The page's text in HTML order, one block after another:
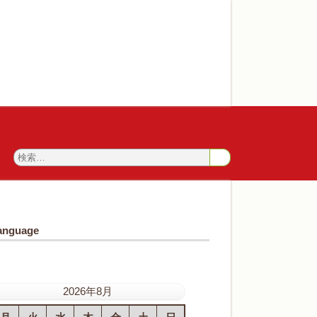
2026年8月